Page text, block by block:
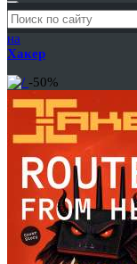
Годовая
подписка
на
Хакер
-50%